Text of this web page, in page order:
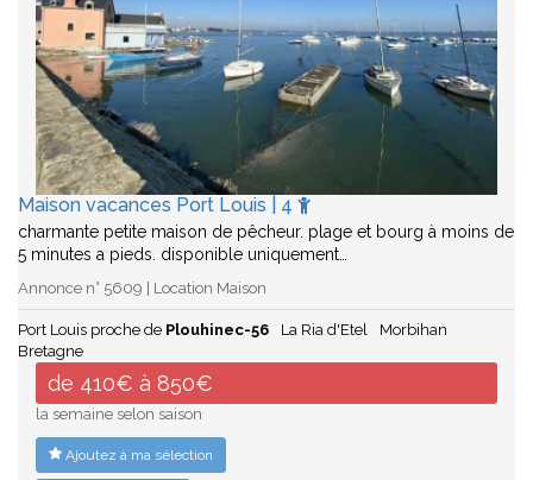
Maison vacances Port Louis | 4
charmante petite maison de pêcheur. plage et bourg à moins de
5 minutes a pieds. disponible uniquement…
Annonce n° 5609 | Location Maison
Port Louis proche de Plouhinec-56 La Ria d'Etel
Morbihan
Bretagne
de 410€ à 850€
la semaine selon saison
Ajoutez à ma sélection